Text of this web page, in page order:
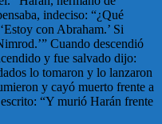
indeciso: “¿Qué
con Abraham.’ Si
Cuando descendió
y fue salvado dijo:
lo tomaron y lo lanzaron
y cayó muerto frente a
“Y murió Harán frente